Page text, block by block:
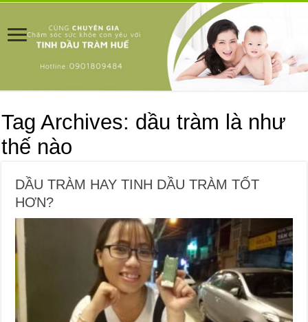
Tag Archives: dầu tràm là như
thế nào
DẦU TRÀM HAY TINH DẦU TRÀM TỐT
HƠN?